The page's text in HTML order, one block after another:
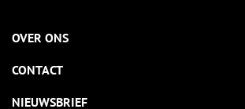
OVER ONS
CONTACT
NIEUWSBRIEF